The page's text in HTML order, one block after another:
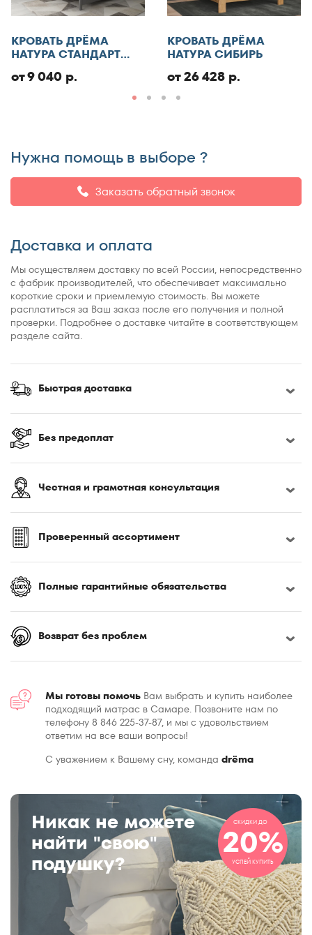
Отменить
Добавить отзыв
КРОВАТЬ ДРЁМА
НАТУРА СТАНДАРТ
от 9 040 р.
КРОВАТЬ ДРЁМА
НАТУРА СИБИРЬ
от 26 428 р.
Нужна помощь в выборе ?
Заказать обратный звонок
Доставка и оплата
Мы осуществляем доставку по всей России, непосредственно
с фабрик производителей, что обеспечивает максимально
короткие сроки и приемлемую стоимость. Вы можете
расплатиться за Ваш заказ после его получения и полной
проверки. Подробнее о доставке читайте в соответствующем
разделе сайта.
Быстрая доставка
Без предоплат
Честная и грамотная консультация
Проверенный ассортимент
Полные гарантийные обязательства
Возврат без проблем
Мы готовы помочь Вам выбрать и купить наиболее
подходящий матрас в Самаре. Позвоните нам по
телефону 8 846 225-37-87, и мы с удовольствием
ответим на все ваши вопросы!
С уважением к Вашему сну, команда drёma
Никак не можете
найти "свою"
подушку?
СКИДКИ ДО
20%
УСПЕЙ КУПИТЬ